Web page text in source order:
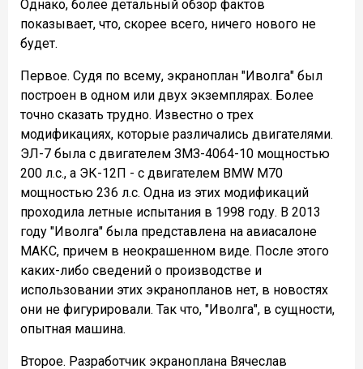
Однако, более детальный обзор фактов
показывает, что, скорее всего, ничего нового не
будет.
Первое. Судя по всему, экраноплан "Иволга" был
построен в одном или двух экземплярах. Более
точно сказать трудно. Известно о трех
модификациях, которые различались двигателями.
ЭЛ-7 была с двигателем ЗМЗ-4064-10 мощностью
200 л.с., а ЭК-12П - с двигателем BMW M70
мощностью 236 л.с. Одна из этих модификаций
проходила летные испытания в 1998 году. В 2013
году "Иволга" была представлена на авиасалоне
МАКС, причем в неокрашенном виде. После этого
каких-либо сведений о производстве и
использовании этих экранопланов нет, в новостях
они не фигурировали. Так что, "Иволга", в сущности,
опытная машина.
Второе. Разработчик экраноплана Вячеслав